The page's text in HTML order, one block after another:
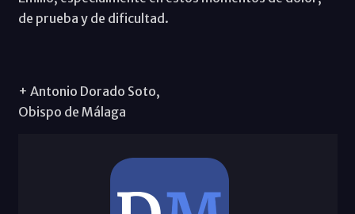
de prueba y de dificultad.
+ Antonio Dorado Soto,
Obispo de Málaga